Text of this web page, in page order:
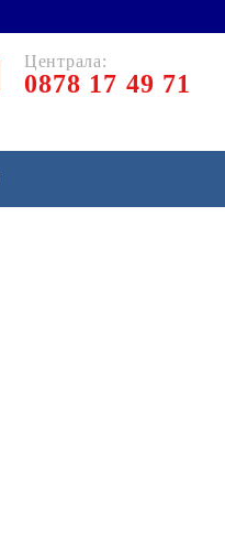
Централа:
0878 17 49 71